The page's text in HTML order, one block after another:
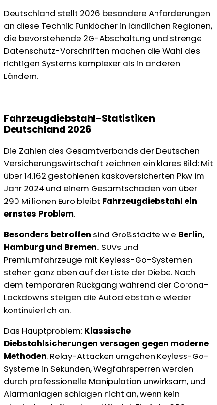
Deutschland stellt 2026 besondere Anforderungen
an diese Technik: Funklöcher in ländlichen Regionen,
die bevorstehende 2G-Abschaltung und strenge
Datenschutz-Vorschriften machen die Wahl des
richtigen Systems komplexer als in anderen
Ländern.
Fahrzeugdiebstahl-Statistiken
Deutschland 2026
Die Zahlen des Gesamtverbands der Deutschen
Versicherungswirtschaft zeichnen ein klares Bild: Mit
über 14.162 gestohlenen kaskoversicherten Pkw im
Jahr 2024 und einem Gesamtschaden von über
290 Millionen Euro bleibt Fahrzeugdiebstahl ein
ernstes Problem.
Besonders betroffen sind Großstädte wie Berlin,
Hamburg und Bremen. SUVs und
Premiumfahrzeuge mit Keyless-Go-Systemen
stehen ganz oben auf der Liste der Diebe. Nach
dem temporären Rückgang während der Corona-
Lockdowns steigen die Autodiebstähle wieder
kontinuierlich an.
Das Hauptproblem: Klassische
Diebstahlsicherungen versagen gegen moderne
Methoden. Relay-Attacken umgehen Keyless-Go-
Systeme in Sekunden, Wegfahrsperren werden
durch professionelle Manipulation unwirksam, und
Alarmanlagen schlagen nicht an, wenn kein